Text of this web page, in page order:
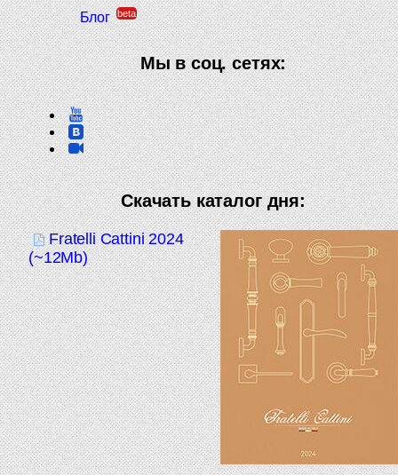
Блог beta
Мы в соц. сетях:
Скачать каталог дня:
Fratelli Cattini 2024
(~12Mb)